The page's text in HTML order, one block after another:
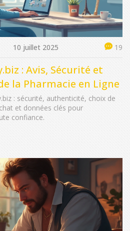
10 juillet 2025 19
: Avis, Sécurité et
la Pharmacie en Ligne
: sécurité, authenticité, choix de
et données clés pour
confiance.